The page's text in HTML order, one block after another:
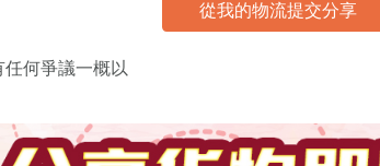
任何爭議一概以
從我的物流提交分享